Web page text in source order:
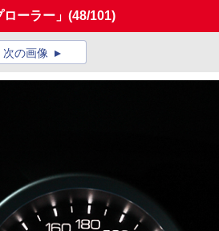
ーラー」 (48/101)
次の画像